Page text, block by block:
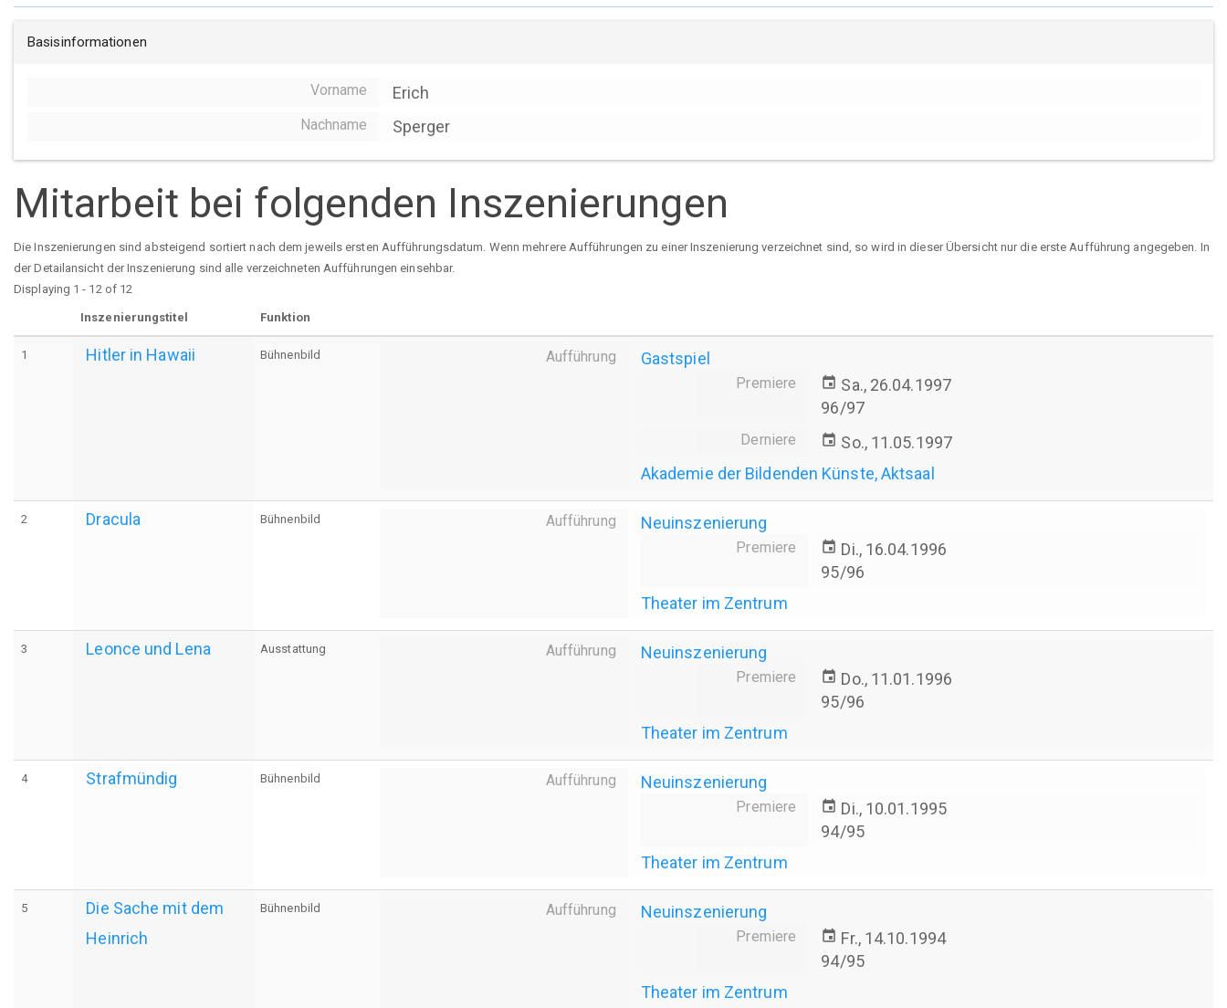
Basisinformationen
Vorname Erich
Nachname Sperger
Mitarbeit bei folgenden Inszenierungen
Die Inszenierungen sind absteigend sortiert nach dem jeweils ersten Aufführungsdatum. Wenn mehrere Aufführungen zu einer Inszenierung verzeichnet sind, so wird in dieser Übersicht nur die erste Aufführung angegeben. In
der Detailansicht der Inszenierung sind alle verzeichneten Aufführungen einsehbar.
Displaying 1 - 12 of 12
Inszenierungstitel Funktion
1 Hitler in Hawaii Bühnenbild Aufführung Gastspiel
Premiere event Sa., 26.04.1997
96/97
Derniere event So., 11.05.1997
Akademie der Bildenden Künste, Aktsaal
2 Dracula Bühnenbild Aufführung Neuinszenierung
Premiere event Di., 16.04.1996
95/96
Theater im Zentrum
3 Leonce und Lena Ausstattung Aufführung Neuinszenierung
Premiere event Do., 11.01.1996
95/96
Theater im Zentrum
4 Strafmündig Bühnenbild Aufführung Neuinszenierung
Premiere event Di., 10.01.1995
94/95
Theater im Zentrum
5
Die Sache mit dem
Heinrich
Bühnenbild Aufführung Neuinszenierung
Premiere event Fr., 14.10.1994
94/95
Theater im Zentrum